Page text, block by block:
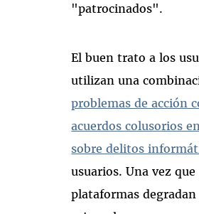
"patrocinados".
El buen trato a los
utilizan una
problemas de acción
acuerdos colusorios
sobre delitos
usuarios. Una vez
plataformas